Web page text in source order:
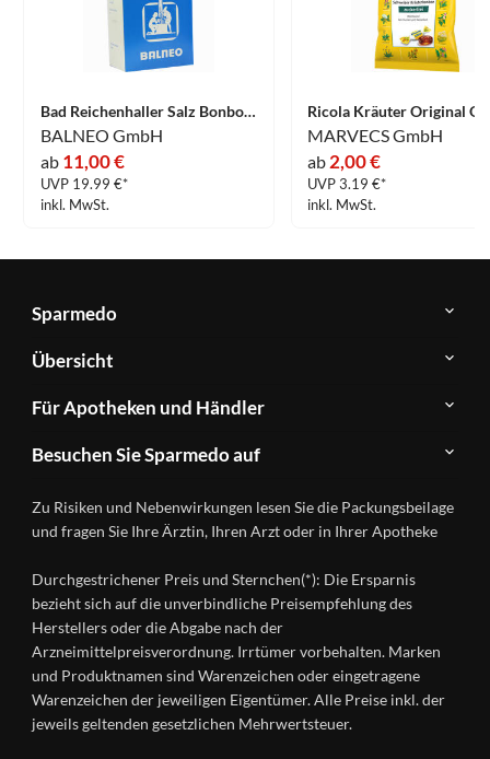
Bad Reichenhaller Salz Bonbons 500 g
BALNEO GmbH
ab 11,00 €
UVP 19.99 €*
inkl. MwSt.
MARVECS GmbH
ab 2,00 €
UVP 3.19 €*
inkl. MwSt.
Sparmedo
Über
Sparmedo
FAQ
Kontakt
Datenschutz
Nutzungsbedingungen
Übersicht
Herstellerverzeichnis
Produkte
A-
Ratgeber
Wirkstoffe
Gesundheitsmagazin
Für Apotheken und Händler
&
Händlerlogin
Besuchen Sie Sparmedo auf
Instagram
Zu Risiken und Nebenwirkungen lesen Sie die Packungsbeilage
und fragen Sie Ihre Ärztin, Ihren Arzt oder in Ihrer Apotheke
Durchgestrichener Preis und Sternchen(*): Die Ersparnis
bezieht sich auf die unverbindliche Preisempfehlung des
Herstellers oder die Abgabe nach der
Arzneimittelpreisverordnung. Irrtümer vorbehalten. Marken
und Produktnamen sind Warenzeichen oder eingetragene
Warenzeichen der jeweiligen Eigentümer. Alle Preise inkl. der
jeweils geltenden gesetzlichen Mehrwertsteuer.